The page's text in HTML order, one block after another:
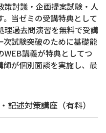
策討議・企画提案試験・人
当ゼミの受講特典として
理過去問演習を無料で受講
試験突破のために基礎能
WEB講義が特典としてつ
が個別面談を実施し、最
記述対策講座（有料）